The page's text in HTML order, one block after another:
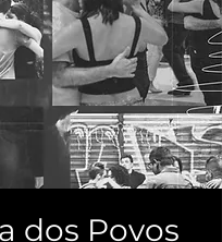
dos Povos